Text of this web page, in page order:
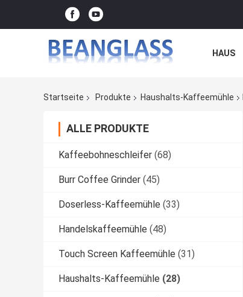
HAUS
Startseite
Produkte Haushalts-Kaffeemühle
ALLE PRODUKTE
Kaffeebohneschleifer (68)
Burr Coffee Grinder (45)
Doserless-Kaffeemühle (33)
Handelskaffeemühle (48)
Touch Screen Kaffeemühle (31)
Haushalts-Kaffeemühle (28)